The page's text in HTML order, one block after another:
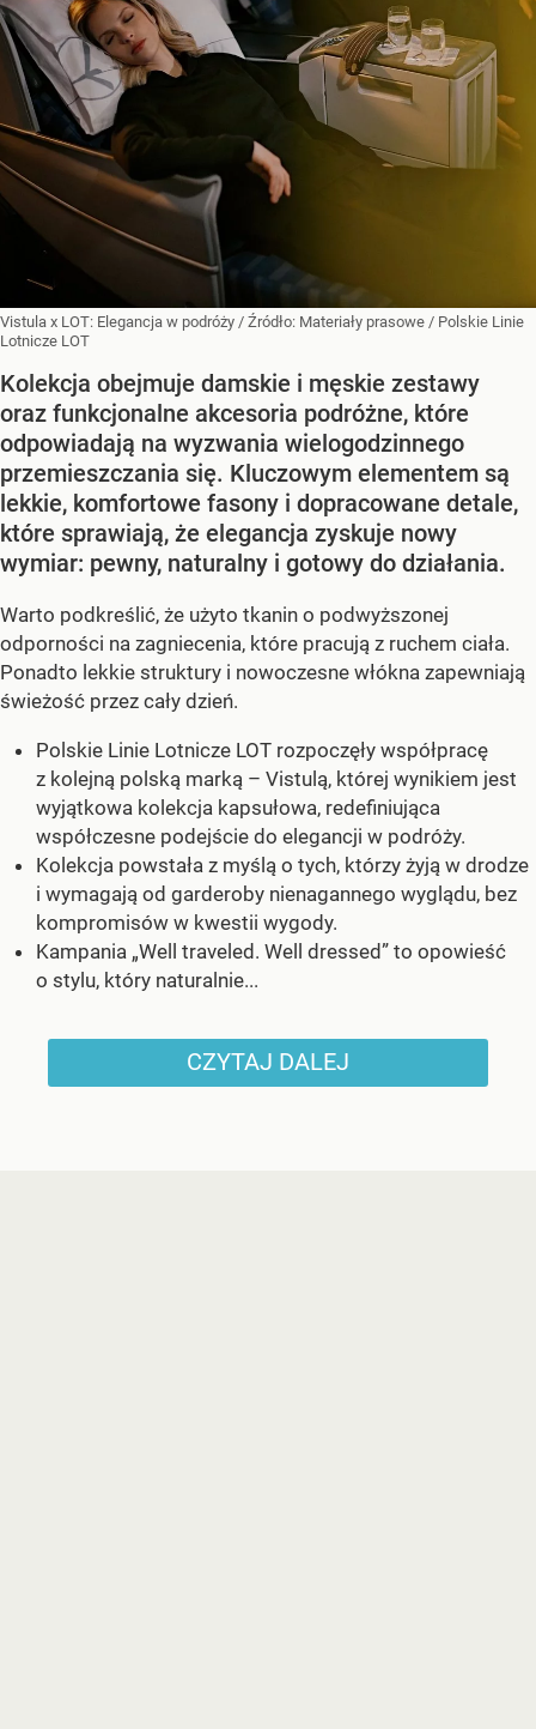
Vistula x LOT: Elegancja w podróży / Źródło: Materiały prasowe / Polskie Linie
Lotnicze LOT
Kolekcja obejmuje damskie i męskie zestawy
oraz funkcjonalne akcesoria podróżne, które
odpowiadają na wyzwania wielogodzinnego
przemieszczania się. Kluczowym elementem są
lekkie, komfortowe fasony i dopracowane detale,
które sprawiają, że elegancja zyskuje nowy
wymiar: pewny, naturalny i gotowy do działania.
Warto podkreślić, że użyto tkanin o podwyższonej
odporności na zagniecenia, które pracują z ruchem ciała.
Ponadto lekkie struktury i nowoczesne włókna zapewniają
świeżość przez cały dzień.
Polskie Linie Lotnicze LOT rozpoczęły współpracę
z kolejną polską marką – Vistulą, której wynikiem jest
wyjątkowa kolekcja kapsułowa, redefiniująca
współczesne podejście do elegancji w podróży.
Kolekcja powstała z myślą o tych, którzy żyją w drodze
i wymagają od garderoby nienagannego wyglądu, bez
kompromisów w kwestii wygody.
Kampania „Well traveled. Well dressed” to opowieść
o stylu, który naturalnie...
CZYTAJ DALEJ